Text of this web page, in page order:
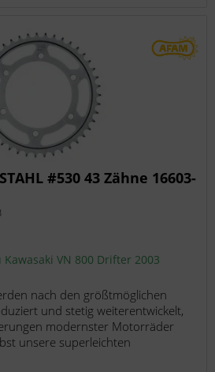
#530 43 Zähne 16603-
VN 800 Drifter 2003
nach den größtmöglichen
und stetig weiterentwickelt,
modernster Motorräder
unsere superleichten